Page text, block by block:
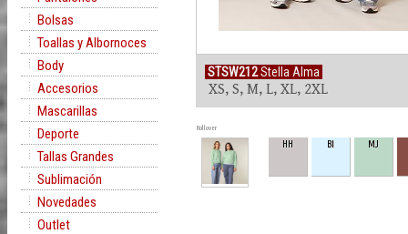
Bolsas
Toallas y Albornoces
Body
Accesorios
Mascarillas
Deporte
Tallas Grandes
Sublimación
Novedades
Outlet
STSW212Stella Alma
XS, S, M, L, XL, 2XL
Rollover
HH BI MJ